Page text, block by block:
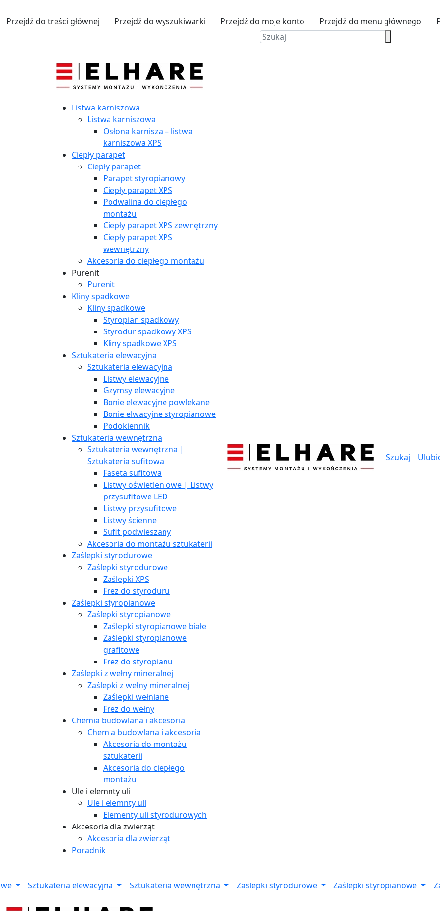
Przejdź do treści głównej Przejdź do wyszukiwarki Przejdź do moje konto Przejdź do menu głównego
Listwa karniszowa
Listwa karniszowa
Osłona karnisza – listwa
karniszowa XPS
Ciepły parapet
Ciepły parapet
Parapet styropianowy
Ciepły parapet XPS
Podwalina do ciepłego
montażu
Ciepły parapet XPS zewnętrzny
Ciepły parapet XPS
wewnętrzny
Akcesoria do ciepłego montażu
Purenit
Purenit
Kliny spadkowe
Kliny spadkowe
Styropian spadkowy
Styrodur spadkowy XPS
Kliny spadkowe XPS
Sztukateria elewacyjna
Sztukateria elewacyjna
Listwy elewacyjne
Gzymsy elewacyjne
Bonie elewacyjne powlekane
Bonie elwacyjne styropianowe
Podokiennik
Sztukateria wewnętrzna
Sztukateria wewnętrzna |
Sztukateria sufitowa
Faseta sufitowa
Listwy oświetleniowe | Listwy
przysufitowe LED
Listwy przysufitowe
Listwy ścienne
Sufit podwieszany
Akcesoria do montażu sztukaterii
Zaślepki styrodurowe
Zaślepki styrodurowe
Zaślepki XPS
Frez do styroduru
Zaślepki styropianowe
Zaślepki styropianowe
Zaślepki styropianowe białe
Zaślepki styropianowe
grafitowe
Frez do styropianu
Zaślepki z wełny mineralnej
Zaślepki z wełny mineralnej
Zaślepki wełniane
Frez do wełny
Chemia budowlana i akcesoria
Chemia budowlana i akcesoria
Akcesoria do montażu
sztukaterii
Akcesoria do ciepłego
montażu
Ule i elemnty uli
Ule i elemnty uli
Elementy uli styrodurowych
Akcesoria dla zwierząt
Akcesoria dla zwierząt
Poradnik
Szukaj
Sztukateria elewacyjna Sztukateria wewnętrzna Zaślepki styrodurowe Zaślepki styropianowe